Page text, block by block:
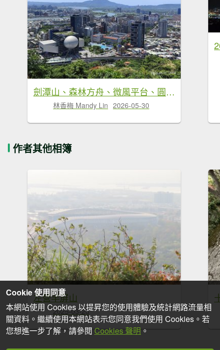
劍潭山、森林方舟、微風平台、圓山水神社、劍潭公園、八二三砲戰紀念公園
林香梅 Mandy Lin 2026-05-30
作者其他相簿
左營半屏山
2025-03-28
Cookie 使用同意
本網站使用 Cookies 以提昇您的使用體驗及統計網路流量相
關資料。繼續使用本網站表示您同意我們使用 Cookies。若
您想進一步了解，請參閱 Cookies 聲明 。